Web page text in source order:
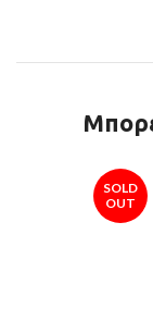
SOLD
OUT